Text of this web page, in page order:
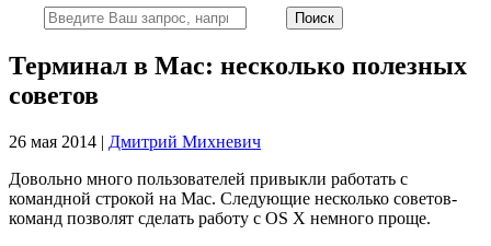
Терминал в Mac: несколько полезных
советов
26 мая 2014 | Дмитрий Михневич
Довольно много пользователей привыкли работать с
командной строкой на Mac. Следующие несколько советов-
команд позволят сделать работу с OS X немного проще.